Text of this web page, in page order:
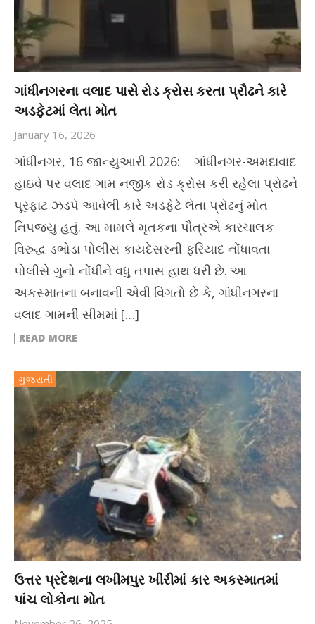
ગાંધીનગરના વલાદ પાસે રોડ ક્રોસ કરતા પ્રૌઢને કારે
અડફેટમાં લેતા મોત
January 16, 2026
ગાંધીનગર, 16 જાન્યુઆરી 2026: ગાંધીનગર-અમદાવાદ
હાઇવે પર વલાદ ગામ નજીક રોડ ક્રોસ કરી રહેલા પ્રોઢને
પૂરફાટ ઝડપે આવેલી કારે અડફેટે લેતા પ્રોઢનું મોત
નિપજ્યુ હતું. આ મામલે મૃતકના પૌત્રએ કારચાલક
વિરુદ્ધ ડભોડા પોલીસ કાયદેસરની ફરિયાદ નોંધાવતા
પોલીસે ગુનો નોંધીને વધુ તપાસ હાથ ધરી છે. આ
અકસ્માતના બનાવની એવી વિગતો છે કે, ગાંધીનગરના
વલાદ ગામની સીમમાં […]
READ MORE
ગુજરાતી
ઉત્તર પ્રદેશના લખીમપુર ખીરીમાં કાર અકસ્માતમાં
પાંચ લોકોના મોત